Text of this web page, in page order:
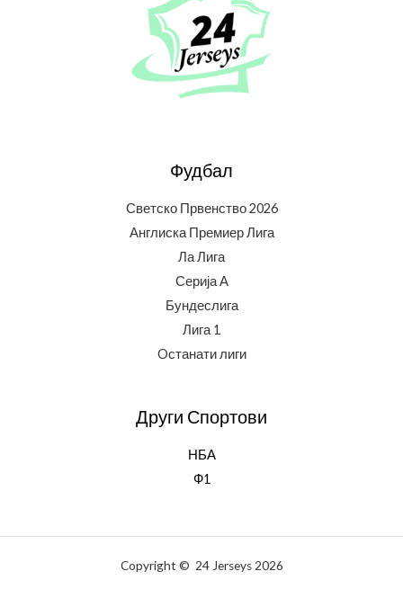
Фудбал
Светско Првенство 2026
Англиска Премиер Лига
Ла Лига
Серија А
Бундеслига
Лига 1
Oстанати лиги
Други Спортови
НБА
Ф1
Copyright © 24 Jerseys 2026